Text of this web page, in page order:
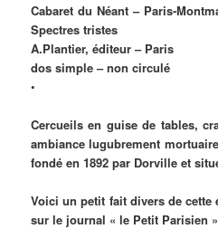
Cabaret du Néant – Paris-
Spectres tristes
A.Plantier, éditeur – Paris
dos simple – non circulé
•
Cercueils en guise de tables,
ambiance lugubrement
fondé en 1892 par Dorville et
Voici un petit fait divers de cette
sur le journal « le Petit Parisien »